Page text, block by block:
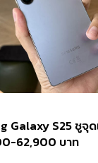
Galaxy S25 ชูจุด
62,900 บาท